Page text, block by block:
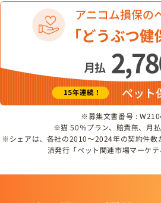
※募集文書番号 :
※猫 50％プラン、賠責無、月払
※シェアは、各社の2010～2024年の契約件数
済発行「ペット関連市場マーケ